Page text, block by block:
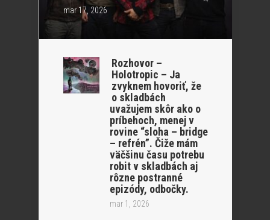
mar 17, 2026
Rozhovor –
Holotropic – Ja
zvyknem hovoriť, že
o skladbách
uvažujem skôr ako o
príbehoch, menej v
rovine “sloha – bridge
– refrén”. Čiže mám
väčšinu času potrebu
robit v skladbách aj
rôzne postranné
epizódy, odbočky.
mar 1, 2026